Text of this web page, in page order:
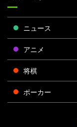
ニュース
アニメ
将棋
ポーカー